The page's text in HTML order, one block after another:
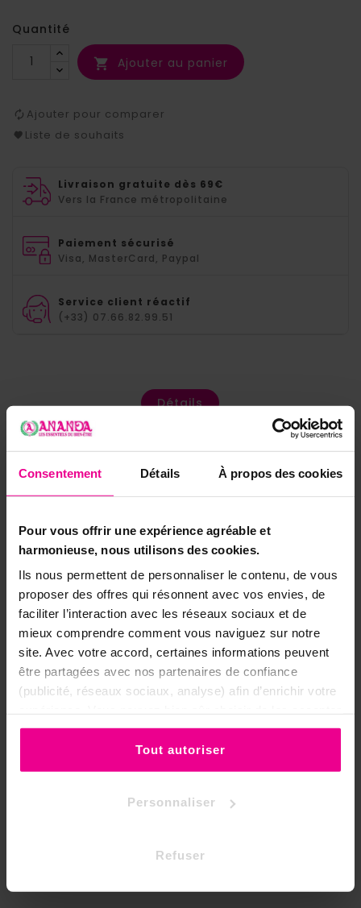
Consentement Détails À propos des cookies
Pour vous offrir une expérience agréable et
harmonieuse, nous utilisons des cookies.
Ils nous permettent de personnaliser le contenu, de vous
proposer des offres qui résonnent avec vos envies, de
faciliter l’interaction avec les réseaux sociaux et de
mieux comprendre comment vous naviguez sur notre
site. Avec votre accord, certaines informations peuvent
être partagées avec nos partenaires de confiance
(publicité, réseaux sociaux, analyse) afin d’enrichir votre
ou de les refuser.
Tout autoriser
Personnaliser
Refuser
Quantité
 Ajouter au panier
Ajouter pour comparer
Liste de souhaits
Livraison gratuite dès 69€
Vers la France métropolitaine
Paiement sécurisé
Visa, MasterCard, Paypal
Service client réactif
(+33) 07.66.82.99.51
Détails
Type D'encens
Parfum D'encens Benjoin
Thème D'encens Prospérité - Réussite